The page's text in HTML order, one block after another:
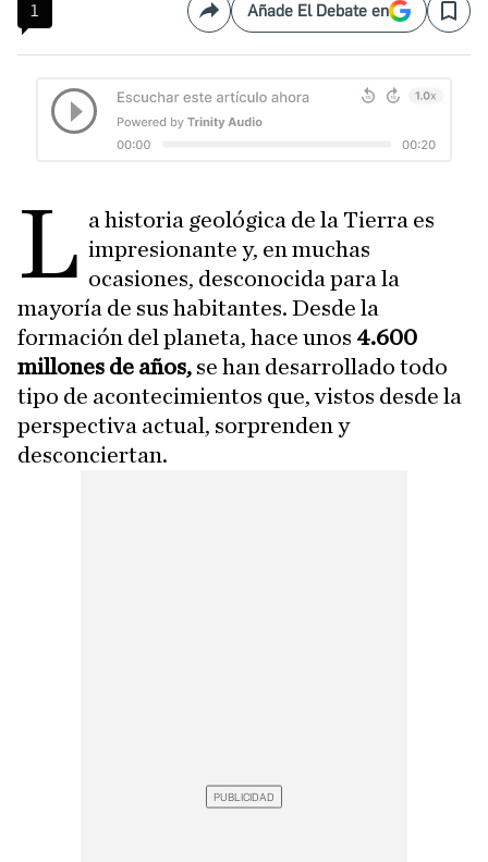
1 CompartirAñade El Debate en Save
L a historia geológica de la Tierra es
impresionante y, en muchas
ocasiones, desconocida para la
mayoría de sus habitantes. Desde la
formación del planeta, hace unos 4.600
millones de años, se han desarrollado todo
tipo de acontecimientos que, vistos desde la
perspectiva actual, sorprenden y
desconciertan.